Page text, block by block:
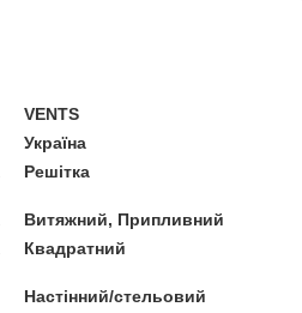
VENTS
Україна
Решітка
Витяжний, Припливний
Квадратний
Настінний/стельовий